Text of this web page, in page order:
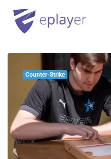
Counter-Strike